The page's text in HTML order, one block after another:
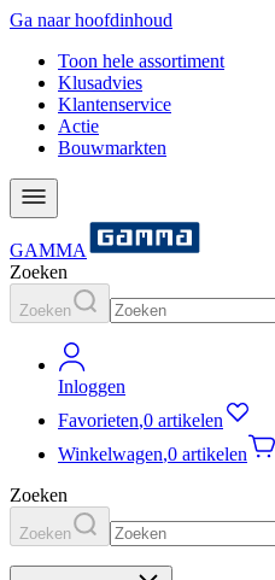
Ga naar hoofdinhoud
Toon hele assortiment
Klusadvies
Klantenservice
Actie
Bouwmarkten
GAMMA
Zoeken
Zoeken
Inloggen
Favorieten,0 artikelen
Winkelwagen,0 artikelen
Zoeken
Zoeken